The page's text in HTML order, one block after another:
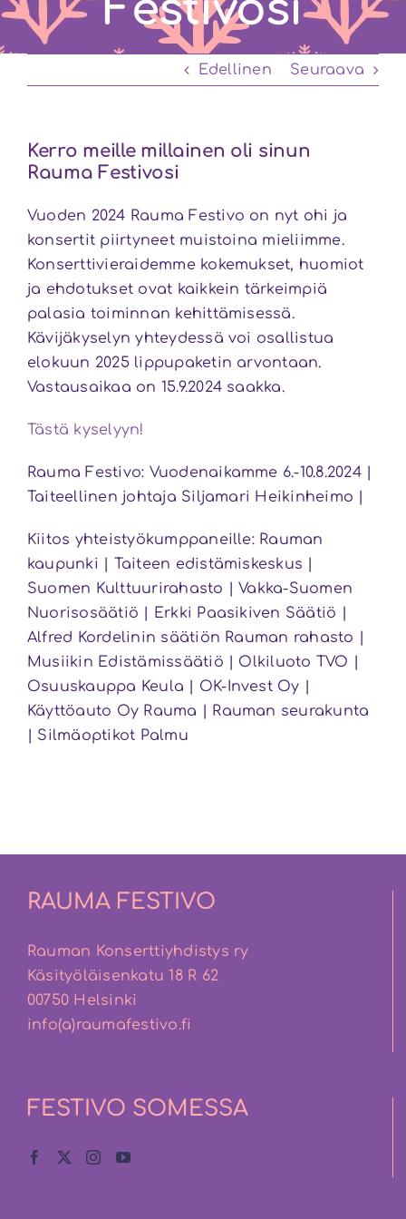
Edellinen Seuraava
Kerro meille millainen oli sinun
Rauma Festivosi
Vuoden 2024 Rauma Festivo on nyt ohi ja
konsertit piirtyneet muistoina mieliimme.
Konserttivieraidemme kokemukset, huomiot
ja ehdotukset ovat kaikkein tärkeimpiä
palasia toiminnan kehittämisessä.
Kävijäkyselyn yhteydessä voi osallistua
elokuun 2025 lippupaketin arvontaan.
Vastausaikaa on 15.9.2024 saakka.
Tästä kyselyyn!
Rauma Festivo: Vuodenaikamme 6.-10.8.2024 |
Taiteellinen johtaja Siljamari Heikinheimo |
Kiitos yhteistyökumppaneille: Rauman
kaupunki | Taiteen edistämiskeskus |
Suomen Kulttuurirahasto | Vakka-Suomen
Nuorisosäätiö | Erkki Paasikiven Säätiö |
Alfred Kordelinin säätiön Rauman rahasto |
Musiikin Edistämissäätiö | Olkiluoto TVO |
Osuuskauppa Keula | OK-Invest Oy |
Käyttöauto Oy Rauma | Rauman seurakunta
| Silmäoptikot Palmu
RAUMA FESTIVO
Rauman Konserttiyhdistys ry
Käsityöläisenkatu 18 R 62
00750 Helsinki
info(a)raumafestivo.fi
FESTIVO SOMESSA